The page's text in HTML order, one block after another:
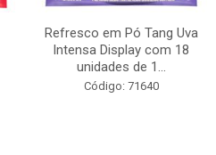
Refresco em Pó Tang Uva
Intensa Display com 18
unidades de 1...
Código: 71640